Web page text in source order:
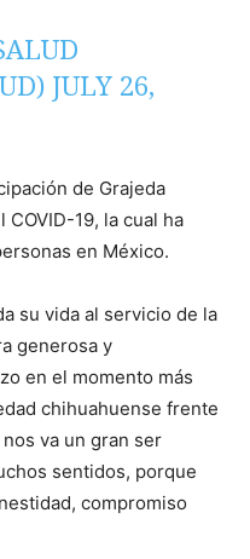
JULY 26,
de Grajeda
19, la cual ha
en México.
su vida al servicio de la
generosa y
en el momento más
chihuahuense frente
nos va un gran ser
sentidos, porque
compromiso